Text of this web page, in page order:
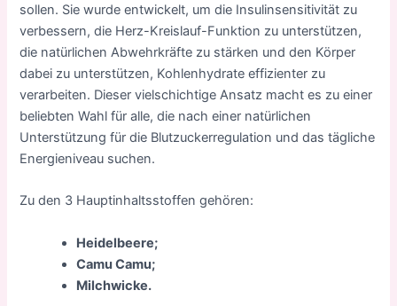
sollen. Sie wurde entwickelt, um die Insulinsensitivität zu
verbessern, die Herz-Kreislauf-Funktion zu unterstützen,
die natürlichen Abwehrkräfte zu stärken und den Körper
dabei zu unterstützen, Kohlenhydrate effizienter zu
verarbeiten. Dieser vielschichtige Ansatz macht es zu einer
beliebten Wahl für alle, die nach einer natürlichen
Unterstützung für die Blutzuckerregulation und das tägliche
Energieniveau suchen.
Zu den 3 Hauptinhaltsstoffen gehören:
Heidelbeere;
Camu Camu;
Milchwicke.